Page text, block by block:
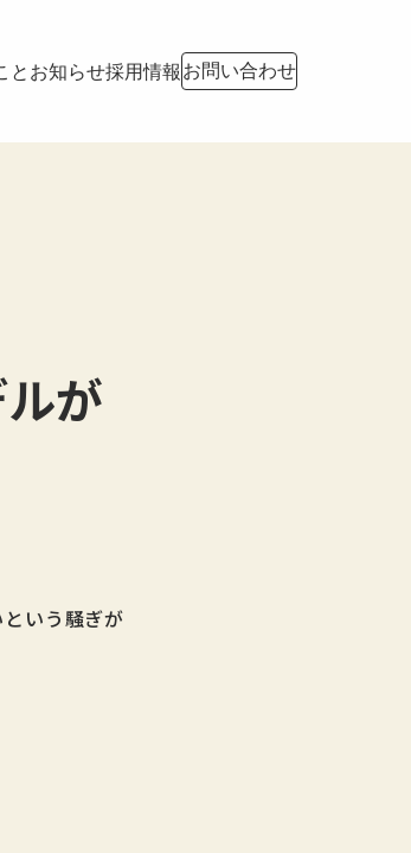
と お知らせ採用情報 お問い合わせ
が
いう騒ぎが